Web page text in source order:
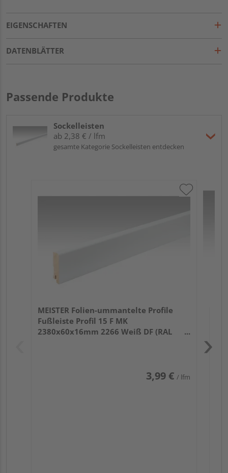
EIGENSCHAFTEN
DATENBLÄTTER
Passende Produkte
Sockelleisten
ab 2,38 € / lfm
gesamte Kategorie Sockelleisten entdecken
MEISTER Folien-ummantelte Profile
Fußleiste Profil 15 F MK
2380x60x16mm 2266 Weiß DF (RAL
3,99 € / lfm